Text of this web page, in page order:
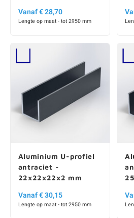
Vanaf € 28,70
Lengte op maat - tot 2950 mm
Aluminium U-profiel
antraciet -
22x22x22x2 mm
Vanaf € 30,15
Lengte op maat - tot 2950 mm